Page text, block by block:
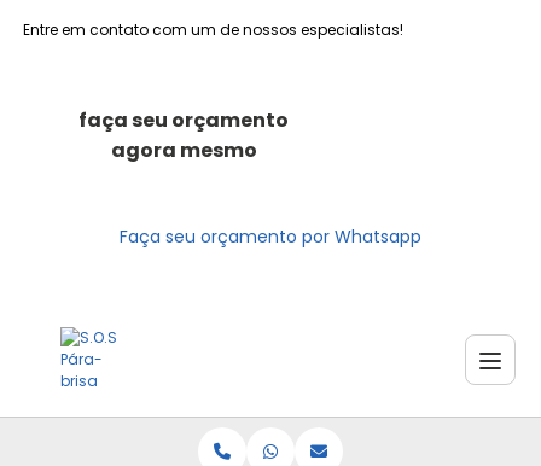
Entre em contato com um de nossos especialistas!
faça seu orçamento
agora mesmo
Faça seu orçamento por Whatsapp